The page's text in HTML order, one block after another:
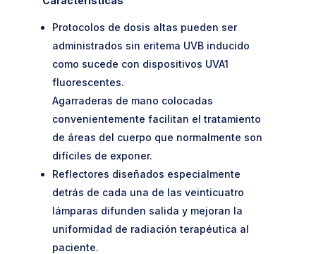
Protocolos de dosis altas pueden ser
administrados sin eritema UVB inducido
como sucede con dispositivos UVA1
fluorescentes.
Agarraderas de mano colocadas
convenientemente facilitan el tratamiento
de áreas del cuerpo que normalmente son
difíciles de exponer.
Reflectores diseñados especialmente
detrás de cada una de las veinticuatro
lámparas difunden salida y mejoran la
uniformidad de radiación terapéutica al
paciente.